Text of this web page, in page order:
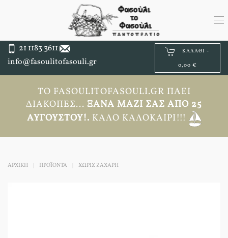
21 1183 3611
info@fasoulitofasouli.gr
ΚΑΛΆΘΙ -
0,00 €
ΤΟ FASOULITOFASOULI.GR ΠΆΕΙ
ΔΙΑΚΟΠΈΣ... ΞΑΝΆ ΜΑΖΊ ΣΑΣ ΑΠΟ 25
ΑΥΓΟΎΣΤΟΥ!. ΚΑΛΌ ΚΑΛΟΚΑΊΡΙ!!!
ΑΡΧΙΚΉ ΠΡΟΪΟΝΤΑ ΧΩΡΙΣ ΖΑΧΑΡΗ